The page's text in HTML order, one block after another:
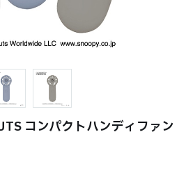
コンパクトハンディファン